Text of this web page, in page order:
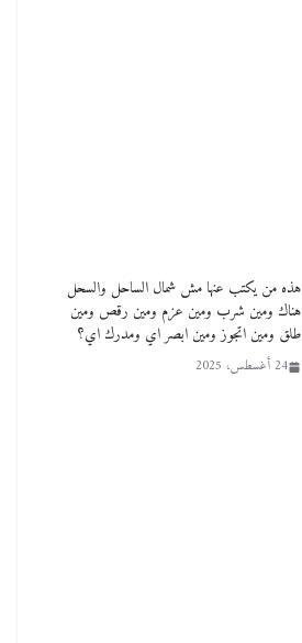
هذه من يكتب عنها مش شمال الساحل والسحل
هناك ومين شرب ومين عزم ومين رقص ومين
طلق ومين اتجوز ومين ابصر اي ومدرك اي؟
24 أغسطس، 2025